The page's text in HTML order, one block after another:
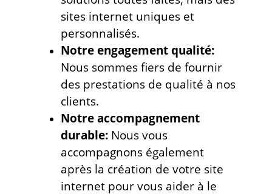
sites internet uniques et
personnalisés.
Notre engagement qualité:
Nous sommes fiers de fournir
des prestations de qualité à nos
clients.
Notre accompagnement
durable: Nous vous
accompagnons également
après la création de votre site
internet pour vous aider à le